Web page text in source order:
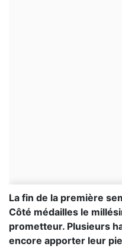
La fin de la première
Côté médailles le
prometteur. Plusieurs
encore apporter leur